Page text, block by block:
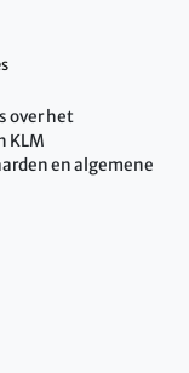
over het
KLM
en algemene